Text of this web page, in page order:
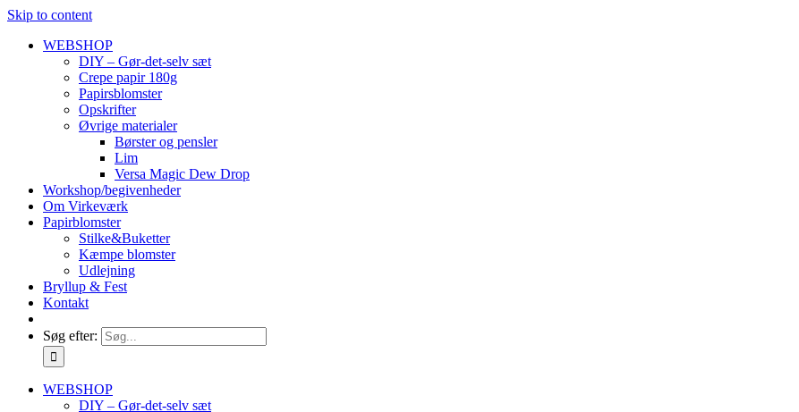
Skip to content
WEBSHOP
DIY – Gør-det-selv sæt
Crepe papir 180g
Papirsblomster
Opskrifter
Øvrige materialer
Børster og pensler
Lim
Versa Magic Dew Drop
Workshop/begivenheder
Om Virkeværk
Papirblomster
Stilke&Buketter
Kæmpe blomster
Udlejning
Bryllup & Fest
Kontakt
Søg efter:
WEBSHOP
DIY – Gør-det-selv sæt